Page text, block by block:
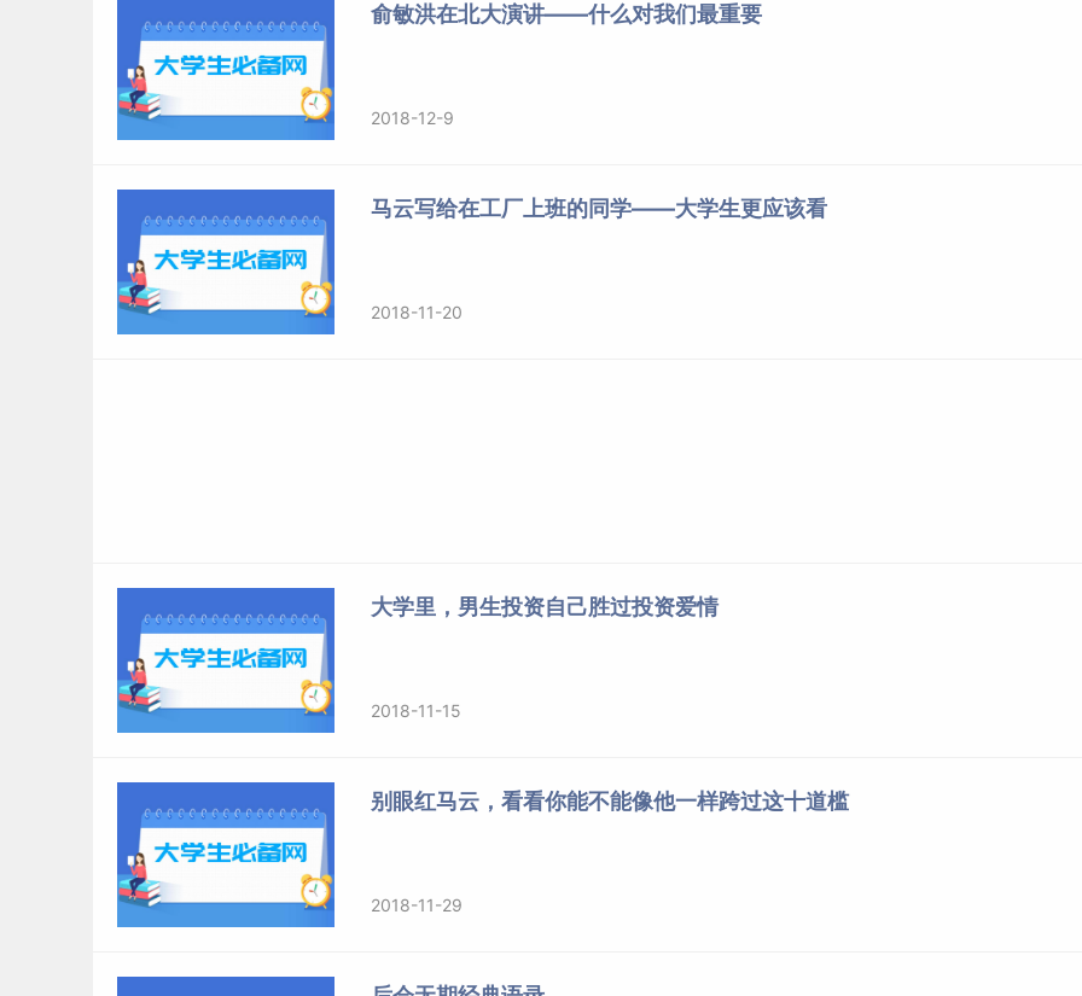
俞敏洪在北大演讲——什么对我们最重要
2018-12-9
马云写给在工厂上班的同学——大学生更应该看
2018-11-20
大学里，男生投资自己胜过投资爱情
2018-11-15
别眼红马云，看看你能不能像他一样跨过这十道槛
2018-11-29